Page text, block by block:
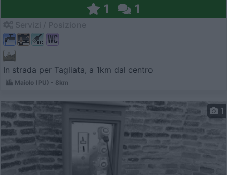
1 1
In strada per Tagliata, a 1km dal centro
Maiolo (PU) - 8km
1